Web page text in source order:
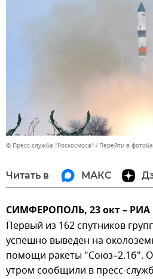
© Пресс-служба "Роскосмоса" Перейти в
Читать в МАКС
СИМФЕРОПОЛЬ, 23 окт –
Первый из 162 спутников
успешно выведен на
помощи ракеты "Союз–2.1б".
утром сообщили в пресс-